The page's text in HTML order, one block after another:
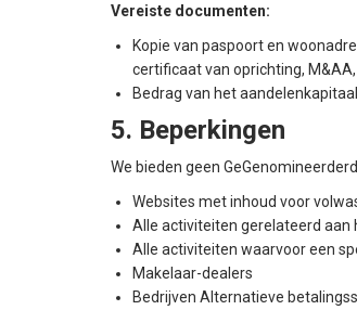
Vereiste documenten:
Kopie van paspoort en
certificaat van oprichting,
Bedrag van het
5. Beperkingen
We bieden geen
Websites met inhoud voor
Alle activiteiten gerelateerd aan
Alle activiteiten waarvoor een
Makelaar-dealers
Bedrijven Alternatieve